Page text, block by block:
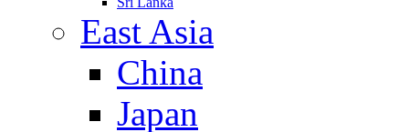
East Asia
China
Japan